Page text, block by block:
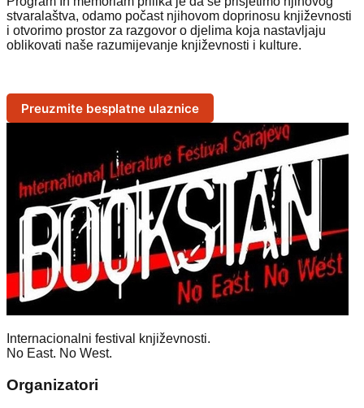
stvaralaštva, odamo počast njihovom doprinosu književnosti
i otvorimo prostor za razgovor o djelima koja nastavljaju
oblikovati naše razumijevanje književnosti i kulture.
Preuzmite besplatne ulaznice
Internacionalni festival književnosti.
No East. No West.
Organizatori